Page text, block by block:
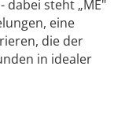
dabei steht „ME"
eine
die der
in idealer